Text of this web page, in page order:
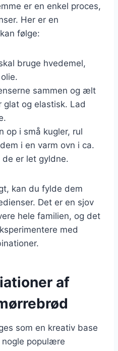
er en enkel proces,
Her er en
følge:
bruge hvedemel,
sammen og ælt
glat og elastisk. Lad
op i små kugler, rul
i en varm ovn i ca.
er let gyldne.
kan du fylde dem
Det er en sjov
hele familien, og det
med
af
som en kreativ base
populære